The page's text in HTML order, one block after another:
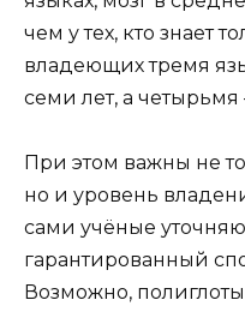
чем у тех, кто знает
владеющих тремя
семи лет, а четырьмя
При этом важны не
но и уровень
сами учёные
гарантированный
Возможно,